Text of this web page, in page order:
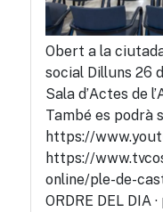
Obert a la
social Dilluns 26
Sala d’Actes de
També es podrà
https://
https://
online/ple-de-
ORDRE DEL DIA